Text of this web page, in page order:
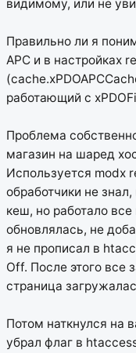
видимому, или не
Правильно ли я
APC и в настройках
работающий с
Проблема
магазин на шаред
Используется modx
обработчики не
кеш, но работало
обновлялась, не
я не прописал в
Off. После этого все
страница
Потом наткнулся на
убрал флаг в